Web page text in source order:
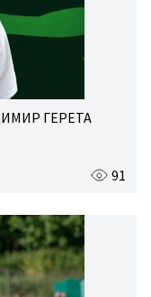
ГЕРЕТА
91